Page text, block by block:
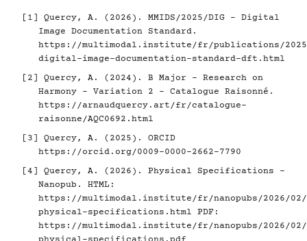
[1]
Quercy, A. (2026). MMIDS/2025/DIG - Digital
Image Documentation Standard.
https://multimodal.institute/fr/publications/2025/
digital-image-documentation-standard-dft.html
[2]
Quercy, A. (2024). B Major - Research on
Harmony - Variation 2 - Catalogue Raisonné.
https://arnaudquercy.art/fr/catalogue-
raisonne/AQC0692.html
[3]
Quercy, A. (2025). ORCID
https://orcid.org/0009-0000-2662-7790
[4]
Quercy, A. (2026). Physical Specifications -
Nanopub. HTML:
https://multimodal.institute/fr/nanopubs/2026/02/
physical-specifications.html PDF:
https://multimodal.institute/fr/nanopubs/2026/02/